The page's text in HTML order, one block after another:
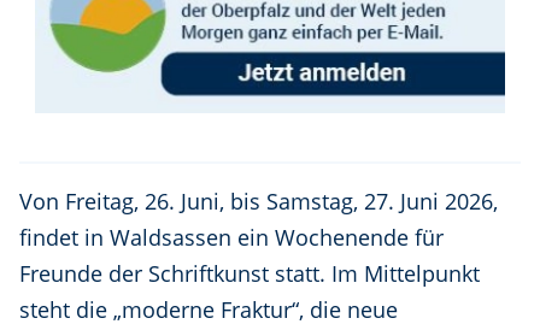
Von Freitag, 26. Juni, bis Samstag, 27. Juni 2026,
findet in Waldsassen ein Wochenende für
Freunde der Schriftkunst statt. Im Mittelpunkt
steht die „moderne Fraktur“, die neue